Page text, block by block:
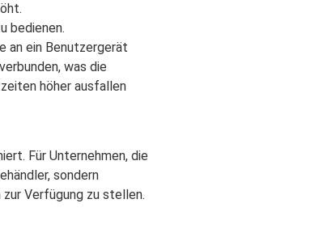
bedienen.
an ein Benutzergerät
was die
höher ausfallen
Für Unternehmen, die
sondern
zur Verfügung zu stellen.